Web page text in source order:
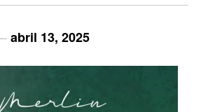
–abril 13, 2025